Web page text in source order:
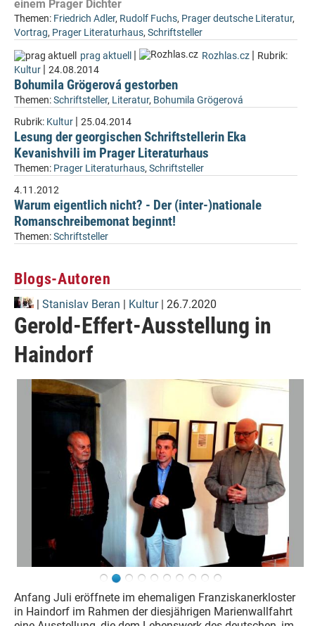
einem Prager Dichter
Themen: Friedrich Adler, Rudolf Fuchs, Prager deutsche Literatur,
Vortrag, Prager Literaturhaus, Schriftsteller
prag aktuell | Rozhlas.cz | Rubrik:
Kultur | 24.08.2014
Bohumila Grögerová gestorben
Themen:Schriftsteller, Literatur, Bohumila Grögerová
Rubrik: Kultur | 25.04.2014
Lesung der georgischen Schriftstellerin Eka
Kevanishvili im Prager Literaturhaus
Themen: Prager Literaturhaus, Schriftsteller
4.11.2012
Warum eigentlich nicht? - Der (inter-)nationale
Romanschreibemonat beginnt!
Themen:Schriftsteller
Blogs-Autoren
| Stanislav Beran | Kultur| 26.7.2020
Gerold-Effert-Ausstellung in
Haindorf
Anfang Juli eröffnete im ehemaligen Franziskanerkloster
in Haindorf im Rahmen der diesjährigen Marienwallfahrt